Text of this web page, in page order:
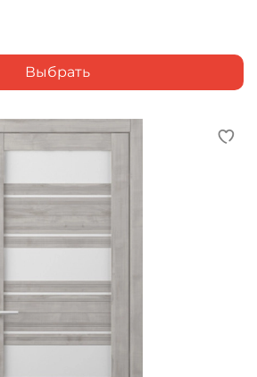
Выбрать